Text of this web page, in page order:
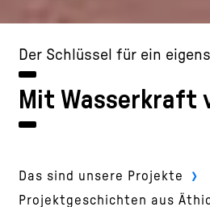
Der Schlüssel für ein
Mit Wasserkraft
Das sind unsere Projekte ›
Projektgeschichten aus